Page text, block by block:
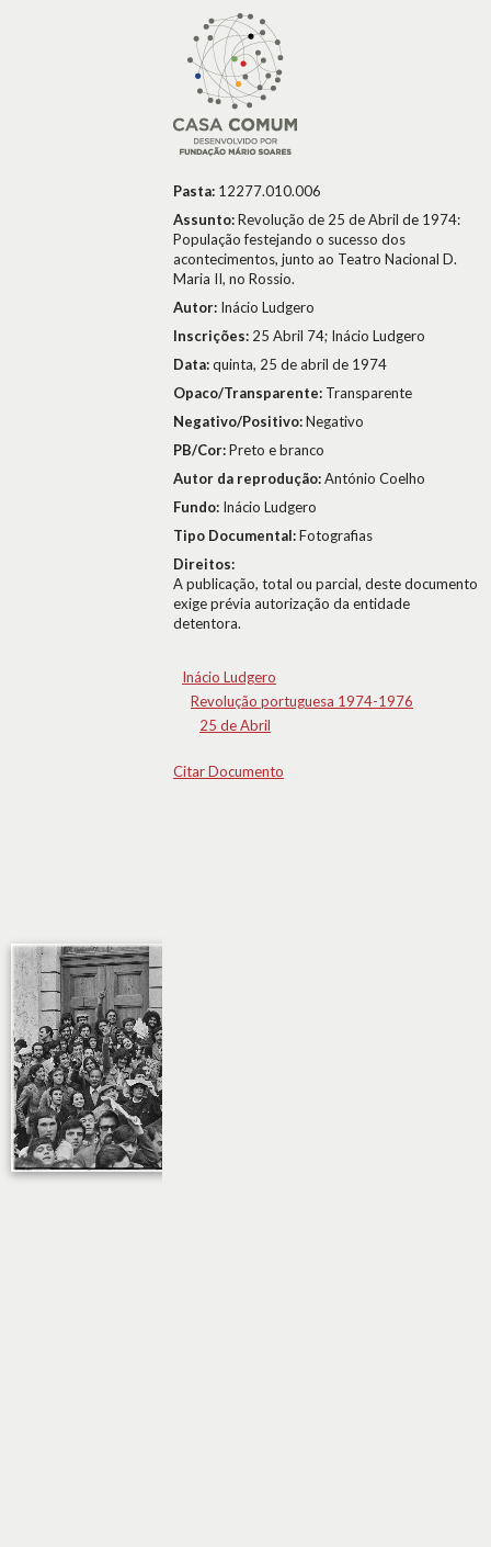
Pasta: 12277.010.006
Assunto:Revolução de 25 de Abril de 1974:
População festejando o sucesso dos
acontecimentos, junto ao Teatro Nacional D.
Maria II, no Rossio.
Autor: Inácio Ludgero
Inscrições: 25 Abril 74; Inácio Ludgero
Data:quinta, 25 de abril de 1974
Opaco/Transparente: Transparente
Negativo/Positivo:Negativo
PB/Cor:Preto e branco
Autor da reprodução:António Coelho
Fundo: Inácio Ludgero
Tipo Documental:Fotografias
Direitos:
A publicação, total ou parcial, deste documento
exige prévia autorização da entidade
detentora.
Inácio Ludgero
Revolução portuguesa 1974-1976
25 de Abril
Citar Documento